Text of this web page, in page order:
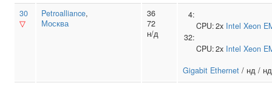
30
▽
Petroalliance,
Москва
36
72
н/д
4:
CPU:2x Intel Xeon
32:
CPU:2x Intel Xeon
Gigabit Ethernet / нд / нд